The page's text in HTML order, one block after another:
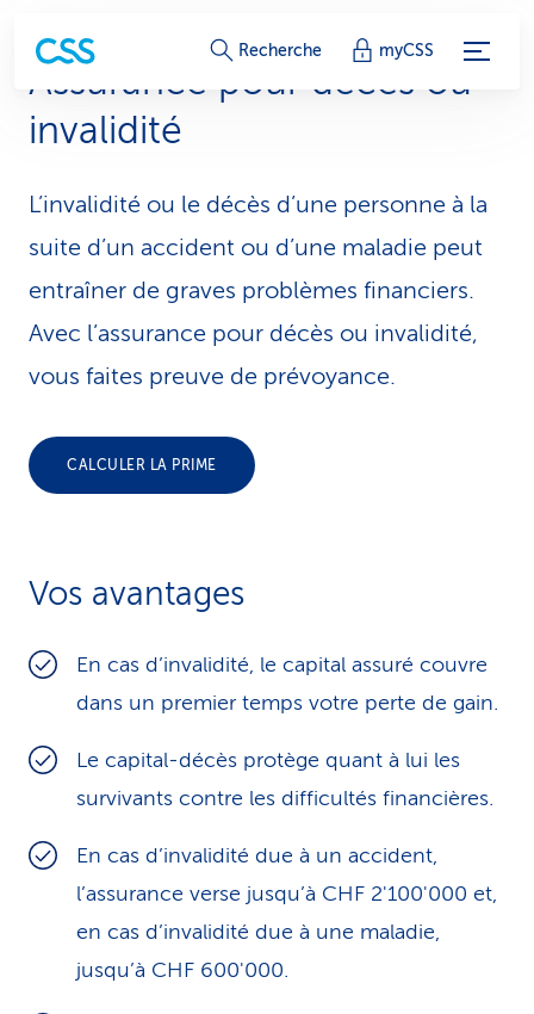
L
n
s
d
e
s
e
r
c
e
Recherche myCSS
Assurance pour décès ou
invalidité
L’invalidité ou le décès d’une personne à la
suite d’un accident ou d’une maladie peut
entraîner de graves problèmes financiers.
Avec l’assurance pour décès ou invalidité,
vous faites preuve de prévoyance.
CALCULER LA PRIME
Vos avantages
En cas d’invalidité, le capital assuré couvre
dans un premier temps votre perte de gain.
Le capital-décès protège quant à lui les
survivants contre les difficultés financières.
En cas d’invalidité due à un accident,
l’assurance verse jusqu’à CHF 2'100'000 et,
en cas d’invalidité due à une maladie,
jusqu’à CHF 600'000.